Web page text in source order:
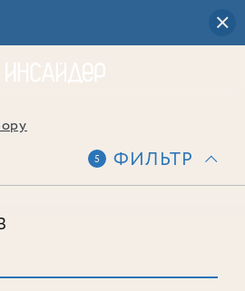
5 ФИЛЬТР
ни одного лота